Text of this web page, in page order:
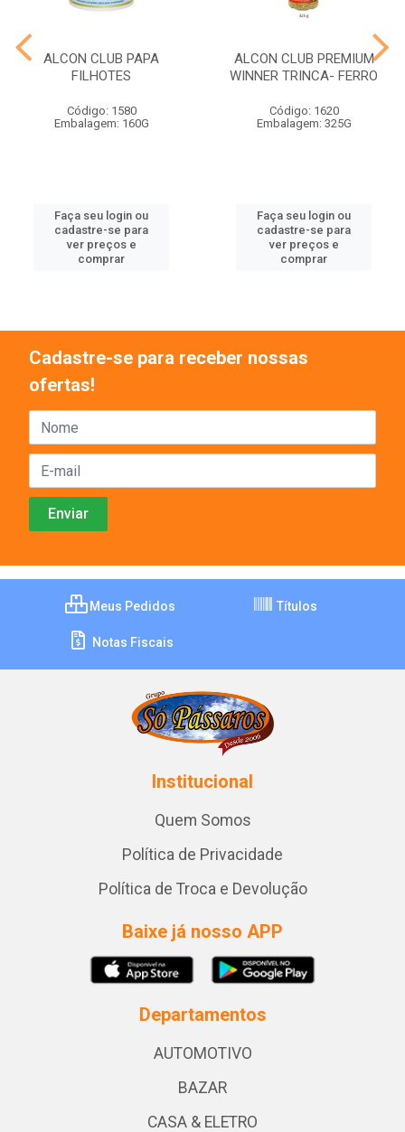
ALCON CLUB PAPA
FILHOTES
Código: 1580
Embalagem: 160G
Faça seu login ou
cadastre-se para
ver preços e
comprar
ALCON CLUB PREMIUM
WINNER TRINCA- FERRO
Código: 1620
Embalagem: 325G
Faça seu login ou
cadastre-se para
ver preços e
comprar
Cadastre-se para receber nossas
ofertas!
Meus Pedidos Títulos
Notas Fiscais
Institucional
Quem Somos
Política de Privacidade
Política de Troca e Devolução
Baixe já nosso APP
Departamentos
AUTOMOTIVO
BAZAR
CASA & ELETRO